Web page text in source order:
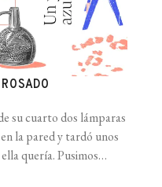
su cuarto dos lámparas
la pared y tardó unos
quería. Pusimos